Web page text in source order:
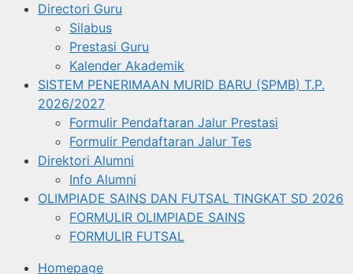
Directori Guru
Silabus
Prestasi Guru
Kalender Akademik
SISTEM PENERIMAAN MURID BARU (SPMB) T.P.
2026/2027
Formulir Pendaftaran Jalur Prestasi
Formulir Pendaftaran Jalur Tes
Direktori Alumni
Info Alumni
OLIMPIADE SAINS DAN FUTSAL TINGKAT SD 2026
FORMULIR OLIMPIADE SAINS
FORMULIR FUTSAL
Homepage